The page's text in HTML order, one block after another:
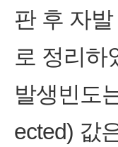
판 후 자
로 정리하
발생빈도
ected) 값